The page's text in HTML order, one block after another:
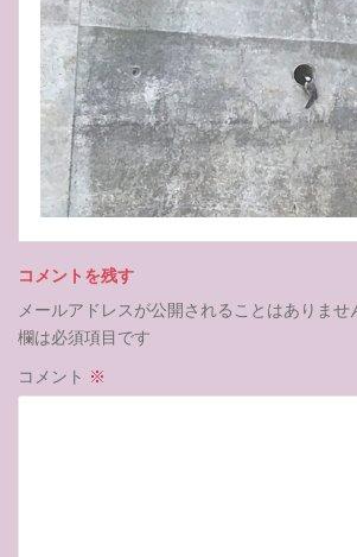
コメントを残す
メールアドレスが公開されることはありませ
欄は必須項目です
コメント ※